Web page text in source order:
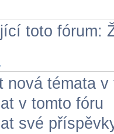
toto fórum:
nová témata v
v tomto fóru
své